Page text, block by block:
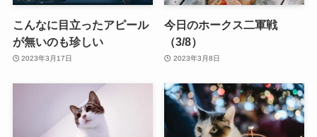
こんなに目立ったアピール
が無いのも珍しい
2023年3月17日
今日のホークス二軍戦
（3/8）
2023年3月8日